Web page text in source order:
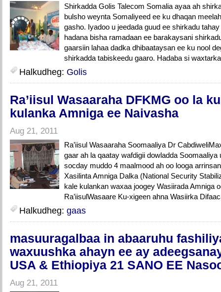
Shirkadda Golis Talecom Somalia ayaa ah
bulsho weynta Somaliyeed ee ku dhaqan
gasho. Iyadoo u jeedada guud ee shirkadu
hadana bisha ramadaan ee barakaysani
gaarsiin lahaa dadka dhibaataysan ee ku nool
shirkadda tabiskeedu gaaro. Hadaba si
Halkudheg: Golis
Ra’iisul Wasaaraha DFKMG oo la
kulanka Amniga ee Naivasha
Aug 21, 2011
Ra’iisul Wasaaraha Soomaaliya Dr
gaar ah la qaatay wafdigii dowladda Soomaaliya
socday muddo 4 maalmood ah oo looga
Xasilinta Amniga Dalka (National Security
kale kulankan waxaa joogey Wasiirada Amniga
Ra’iisulWasaare Ku-xigeen ahna Wasiirka
Halkudheg: gaas
masuuragalbaa in abaaruhu
waxuushka ahayn ee ay
USA & Ethiopiya 21 SANO EE
Aug 21, 2011